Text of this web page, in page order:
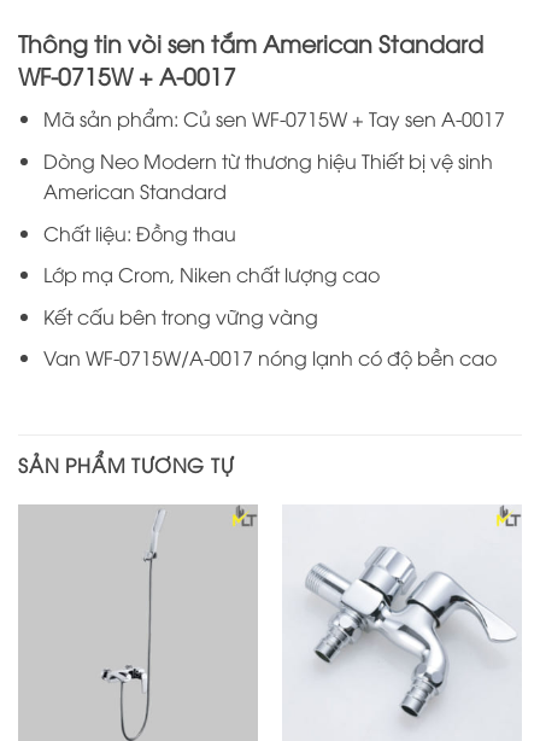
Thông tin vòi sen tắm American Standard
WF-0715W + A-0017
Mã sản phẩm: Củ sen WF-0715W + Tay sen A-0017
Dòng Neo Modern từ thương hiệu Thiết bị vệ sinh
American Standard
Chất liệu: Đồng thau
Lớp mạ Crom, Niken chất lượng cao
Kết cấu bên trong vững vàng
Van WF-0715W/A-0017 nóng lạnh có độ bền cao
SẢN PHẨM TƯƠNG TỰ